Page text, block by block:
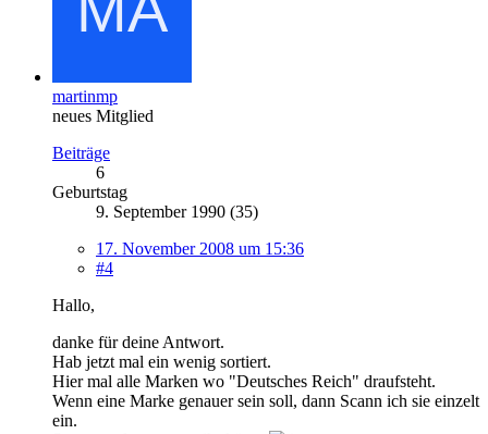
martinmp
neues Mitglied
Beiträge
6
Geburtstag
9. September 1990 (35)
17. November 2008 um 15:36
#4
Hallo,
danke für deine Antwort.
Hab jetzt mal ein wenig sortiert.
Hier mal alle Marken wo "Deutsches Reich" draufsteht.
Wenn eine Marke genauer sein soll, dann Scann ich sie einzelt
ein.